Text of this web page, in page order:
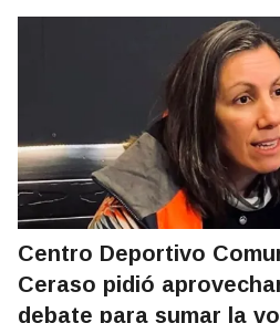
Centro Deportivo
Ceraso pidió
debate para sumar la